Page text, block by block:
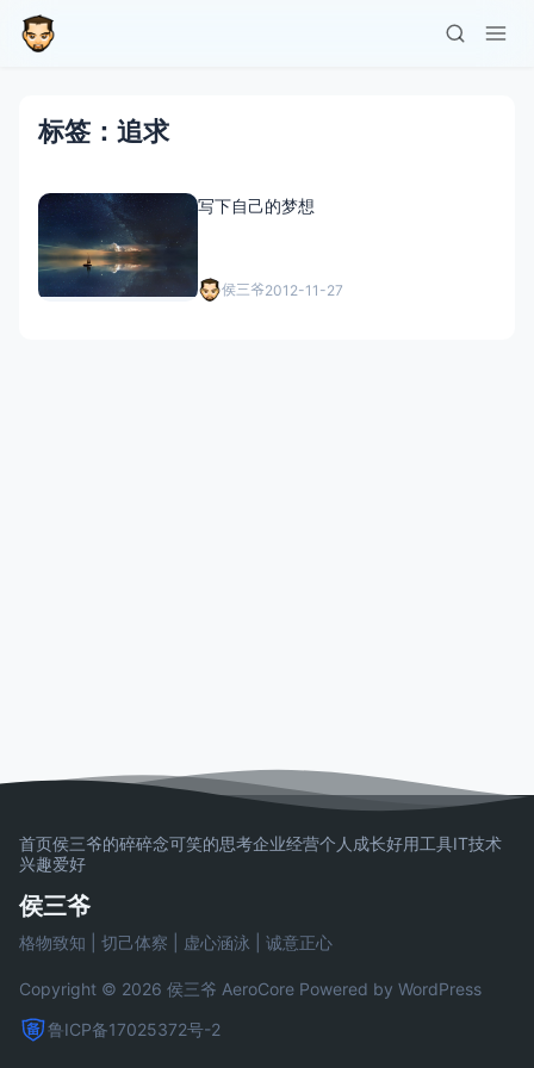
标签：追求
写下自己的梦想
侯三爷2012-11-27
首页侯三爷的碎碎念可笑的思考企业经营个人成长好用工具IT技术
兴趣爱好
侯三爷
格物致知 | 切己体察 | 虚心涵泳 | 诚意正心
Copyright © 2026 侯三爷 AeroCore Powered by WordPress
鲁ICP备17025372号-2